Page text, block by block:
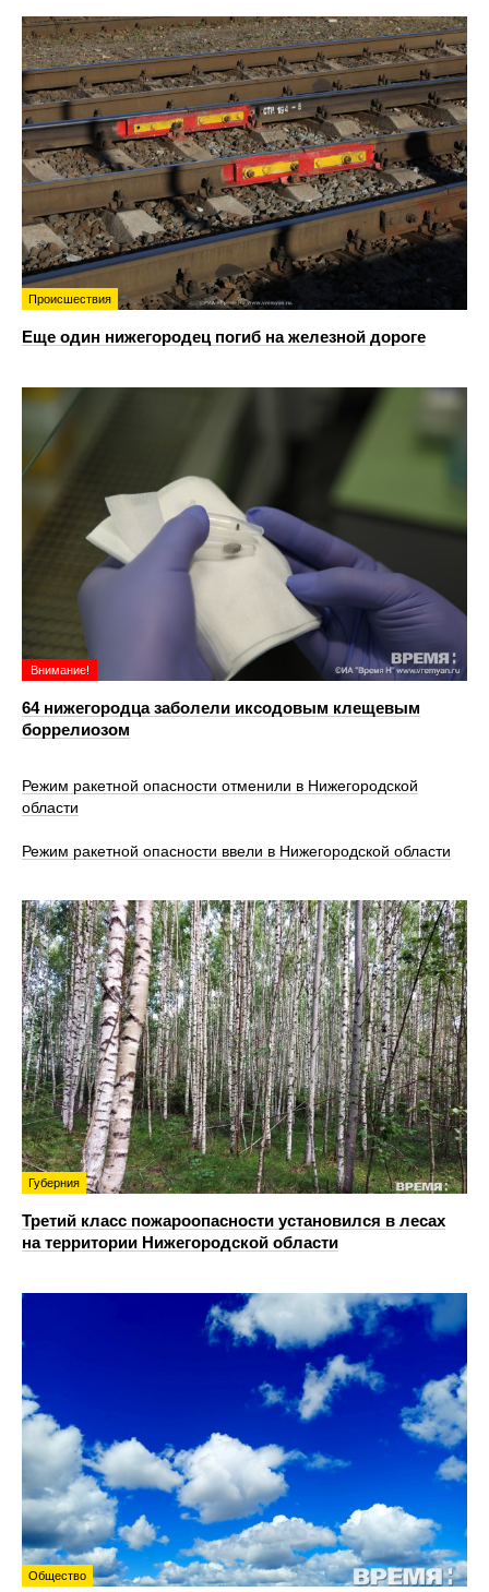
Происшествия
Еще один нижегородец погиб на железной дороге
Внимание!
64 нижегородца заболели иксодовым клещевым
боррелиозом
Режим ракетной опасности отменили в Нижегородской
области
Режим ракетной опасности ввели в Нижегородской области
Губерния
Третий класс пожароопасности установился в лесах
на территории Нижегородской области
Общество